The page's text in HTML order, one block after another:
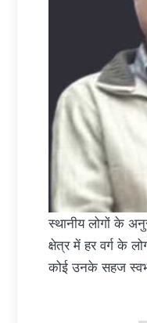
स्थानीय लोगों के
क्षेत्र में हर वर्ग के
कोई उनके सहज